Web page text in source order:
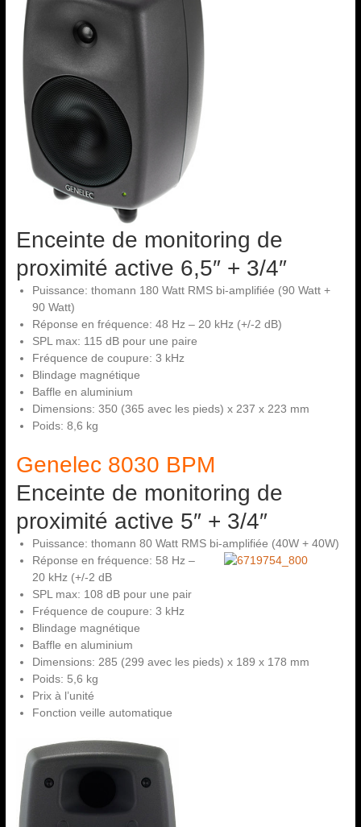
Enceinte de monitoring de
proximité active 6,5″ + 3/4″
Puissance: thomann 180 Watt RMS bi-amplifiée (90 Watt +
90 Watt)
Réponse en fréquence: 48 Hz – 20 kHz (+/-2 dB)
SPL max: 115 dB pour une paire
Fréquence de coupure: 3 kHz
Blindage magnétique
Baffle en aluminium
Dimensions: 350 (365 avec les pieds) x 237 x 223 mm
Poids: 8,6 kg
Genelec 8030 BPM
Enceinte de monitoring de
proximité active 5″ + 3/4″
Puissance: thomann 80 Watt RMS bi-amplifiée (40W + 40W)
Réponse en fréquence: 58 Hz –
20 kHz (+/-2 dB
SPL max: 108 dB pour une pair
Fréquence de coupure: 3 kHz
Blindage magnétique
Baffle en aluminium
Dimensions: 285 (299 avec les pieds) x 189 x 178 mm
Poids: 5,6 kg
Prix à l’unité
Fonction veille automatique